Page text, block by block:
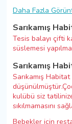
Daha Fazla
Sarıkamış
Tesis balayı çifti
süslemesi
Sarıkamış
Sarıkamış
kulübü siz
sıkılmamasını
Bebekler için